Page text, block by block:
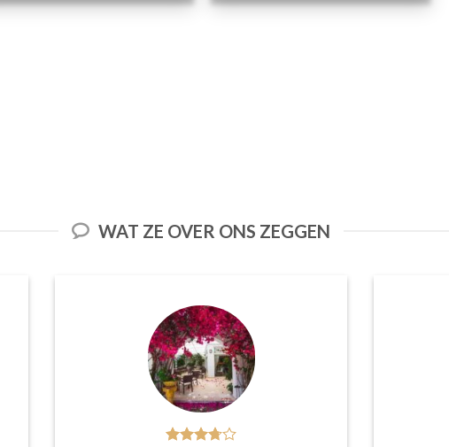
WAT ZE OVER ONS ZEGGEN